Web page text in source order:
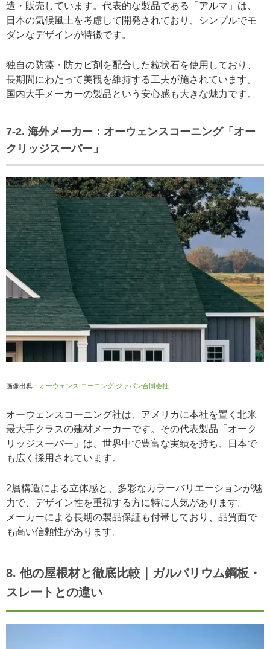
造・販売しています。代表的な製品である「アルマ」は、
日本の気候風土を考慮して開発されており、シンプルでモ
ダンなデザインが特徴です。
独自の防藻・防カビ剤を配合した粒状石を使用しており、
長期間にわたって美観を維持する工夫が施されています。
国内大手メーカーの製品という安心感も大きな魅力です。
7-2. 海外メーカー：オーウェンスコーニング「オー
クリッジスーパー」
画像出典： オーウェンス コーニング ジャパン合同会社
オーウェンスコーニング社は、アメリカに本社を置く北米
最大手クラスの建材メーカーです。その代表製品「オーク
リッジスーパー」は、世界中で豊富な実績を持ち、日本で
も広く採用されています。
2層構造による立体感と、多彩なカラーバリエーションが魅
力で、デザイン性を重視する方に特に人気があります。
メーカーによる長期の製品保証も付帯しており、品質面で
も高い信頼性があります。
8. 他の屋根材と徹底比較｜ガルバリウム鋼板・
スレートとの違い